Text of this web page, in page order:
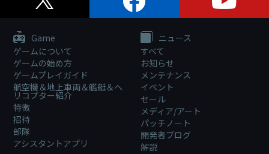
Game
ゲームについて
ゲームの始め方
ゲームプレイガイド
航空機＆地上車両＆艦艇＆ヘ
リコプター紹介
特徴
招待
部隊
アシスタントアプリ
ニュース
すべて
お知らせ
メンテナンス
イベント
セール
メディア/アート
パッチノート
開発者ブログ
解説